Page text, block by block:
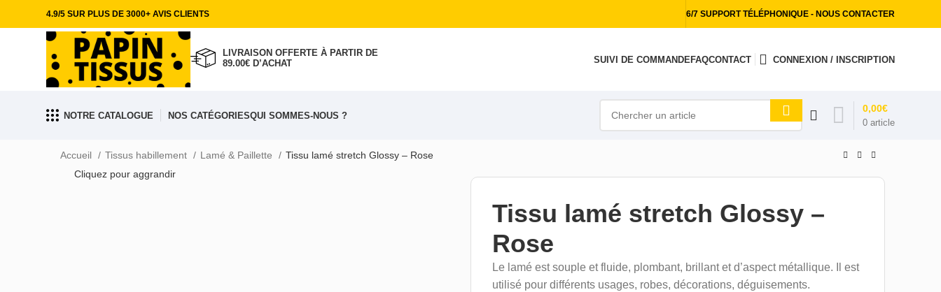
4.9/5 SUR PLUS DE 3000+ AVIS CLIENTS 6/7 SUPPORT TÉLÉPHONIQUE - NOUS CONTACTER
LIVRAISON OFFERTE À PARTIR DE
89.00€ D’ACHAT
SUIVI DE COMMANDEFAQCONTACT CONNEXION / INSCRIPTION
NOTRE CATALOGUE NOS CATÉGORIESQUI SOMMES-NOUS ?
0 article
0,00€
Accueil Tissus habillement Lamé & Paillette
Tissu lamé stretch Glossy – Rose
Cliquez pour aggrandir
Tissu lamé stretch Glossy –
Rose
Le lamé est souple et fluide, plombant, brillant et d’aspect métallique. Il est
utilisé pour différents usages, robes, décorations, déguisements.